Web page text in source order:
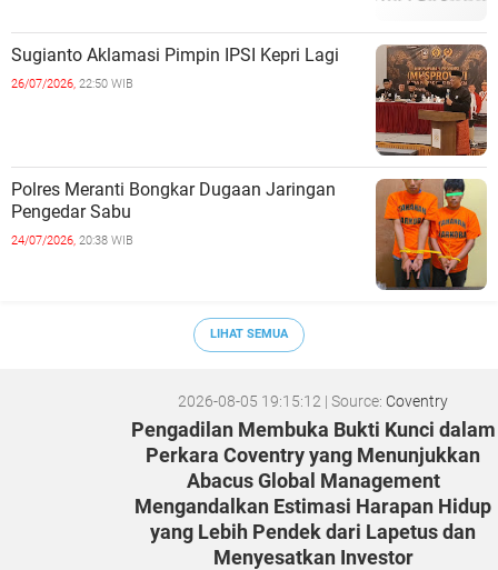
Sugianto Aklamasi Pimpin IPSI Kepri Lagi
26/07/2026, 22:50 WIB
Polres Meranti Bongkar Dugaan Jaringan
Pengedar Sabu
24/07/2026, 20:38 WIB
LIHAT SEMUA
2026-08-05 19:15:12 | Source: Coventry
Pengadilan Membuka Bukti Kunci dalam
Perkara Coventry yang Menunjukkan
Abacus Global Management
Mengandalkan Estimasi Harapan Hidup
yang Lebih Pendek dari Lapetus dan
Menyesatkan Investor